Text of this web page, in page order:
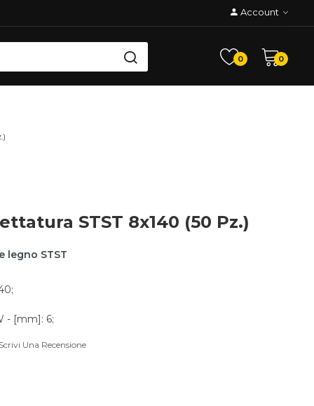
Account
0 0
STST 8x140 (50 Pz.)
legno STST
- [mm]: 6;
Scrivi Una Recensione